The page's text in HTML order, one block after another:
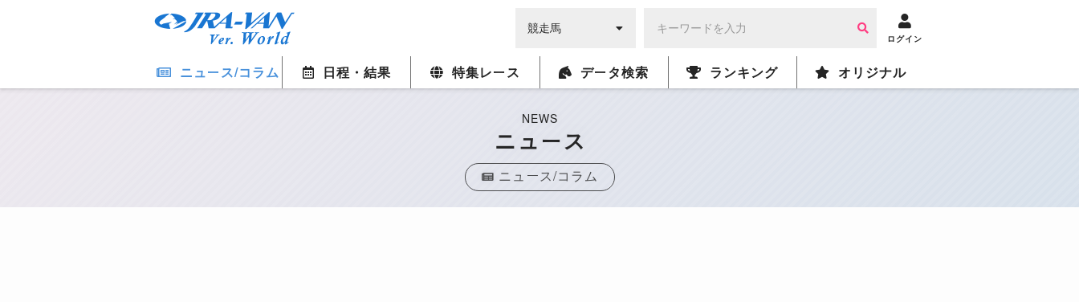
ログイン
ニュース/コラム 日程・結果 特集レース データ検索 ランキング オリジナル
NEWS
ニュース
ニュース/コラム